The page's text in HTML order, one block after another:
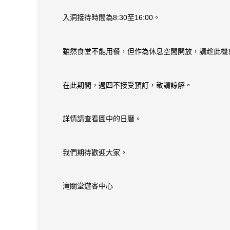
入洞接待時間為8:30至16:00。
雖然食堂不能用餐，但作為休息空間開放，請趁此機
在此期間，週四不接受預訂，敬請諒解。
詳情請查看圖中的日曆。
我們期待歡迎大家。
滝關堂遊客中心